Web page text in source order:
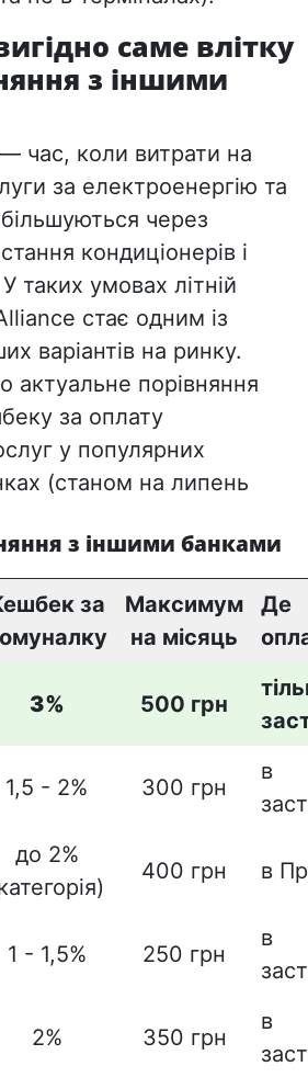
саме влітку
з іншими
час, коли витрати на
за електроенергію та
через
кондиціонерів і
таких умовах літній
стає одним із
варіантів на ринку.
актуальне порівняння
за оплату
у популярних
(станом на липень
з іншими банками
за
Максимум
на місяць
Де
3% 500 грн
1,5 - 2% 300 грн
в
до 2%
400 грн в
1 - 1,5% 250 грн
в
2% 350 грн
в